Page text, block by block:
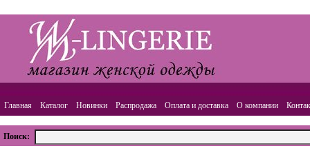
Главная Каталог Новинки Распродажа Оплата и доставка О компании
Поиск: